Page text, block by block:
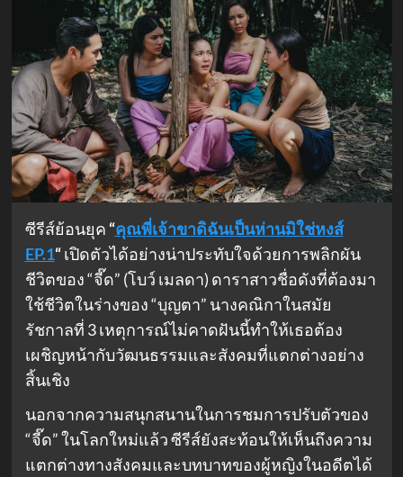
ซีรีส์ย้อนยุค “คุณพี่เจ้าขาดิฉันเป็นห่านมิใช่หงส์
EP.1“เปิดตัวได้อย่างน่าประทับใจด้วยการพลิกผัน
ชีวิตของ “จี๊ด” (โบว์ เมลดา) ดาราสาวชื่อดังที่ต้องมา
ใช้ชีวิตในร่างของ “บุญตา” นางคณิกาในสมัย
รัชกาลที่ 3 เหตุการณ์ไม่คาดฝันนี้ทำให้เธอต้อง
เผชิญหน้ากับวัฒนธรรมและสังคมที่แตกต่างอย่าง
สิ้นเชิง
นอกจากความสนุกสนานในการชมการปรับตัวของ
“จี๊ด” ในโลกใหม่แล้ว ซีรีส์ยังสะท้อนให้เห็นถึงความ
แตกต่างทางสังคมและบทบาทของผู้หญิงในอดีตได้